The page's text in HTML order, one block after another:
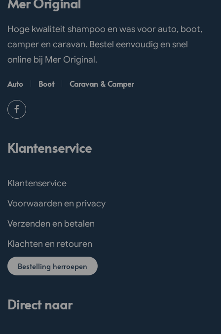
Hoge kwaliteit shampoo en was voor auto, boot,
camper en caravan. Bestel eenvoudig en snel
online bij Mer Original.
Auto Boot Caravan & Camper
Klantenservice
Klantenservice
Voorwaarden en privacy
Verzenden en betalen
Klachten en retouren
Bestelling herroepen
Direct naar